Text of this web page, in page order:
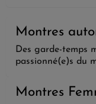
Montres
Des garde-temps
passionné(e)s du
Montres